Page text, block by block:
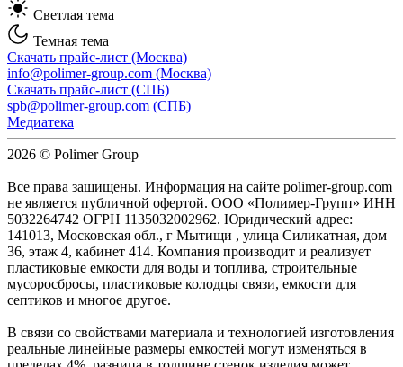
Светлая тема
Темная тема
Скачать прайс-лист (Москва)
info@polimer-group.com (Москва)
Скачать прайс-лист (СПБ)
spb@polimer-group.com (СПБ)
Медиатека
2026 © Polimer Group
Все права защищены. Информация на сайте polimer-group.com
не является публичной офертой. ООО «Полимер-Групп» ИНН
5032264742 ОГРН 1135032002962. Юридический адрес:
141013, Московская обл., г Мытищи , улица Силикатная, дом
36, этаж 4, кабинет 414. Компания производит и реализует
пластиковые емкости для воды и топлива, строительные
мусоросбросы, пластиковые колодцы связи, емкости для
септиков и многое другое.
В связи со свойствами материала и технологией изготовления
реальные линейные размеры емкостей могут изменяться в